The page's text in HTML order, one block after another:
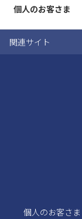
個人のお客さま
関連サイト
個人のお客さま